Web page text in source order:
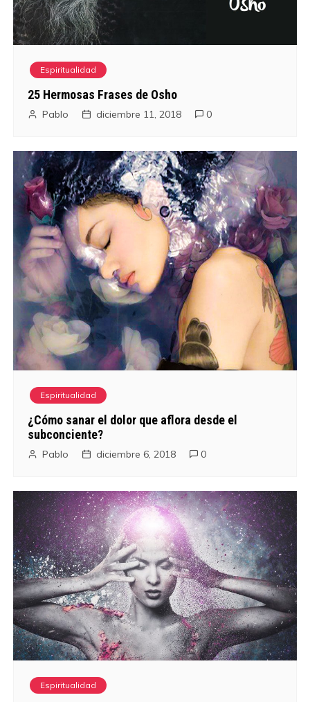
Espiritualidad
25 Hermosas Frases de Osho
Pablo diciembre 11, 2018 0
Espiritualidad
¿Cómo sanar el dolor que aflora desde el
subconciente?
Pablo diciembre 6, 2018 0
Espiritualidad